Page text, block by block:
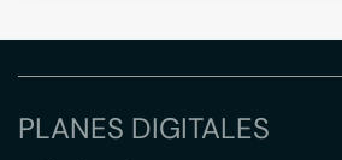
PLANES DIGITALES